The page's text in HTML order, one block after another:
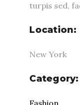
turpis sed,
Location:
New York
Category:
Fashion